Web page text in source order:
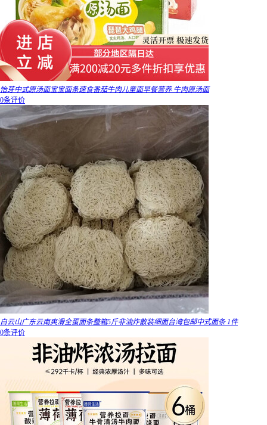
怡芽中式原汤面宝宝面条速食番茄牛肉儿童面早餐营养 牛肉原汤面
0条评价
白云山广东云南爽滑全蛋面条整箱5斤非油炸散装细面台湾包邮中式面条 1件
0条评价